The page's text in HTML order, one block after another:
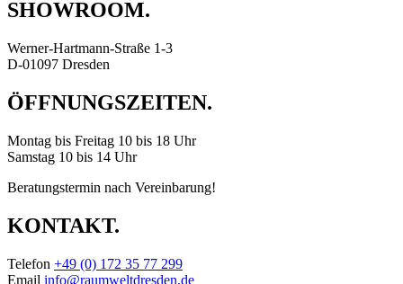
SHOWROOM.
Werner-Hartmann-Straße 1-3
D-01097 Dresden
ÖFFNUNGSZEITEN.
Montag bis Freitag 10 bis 18 Uhr
Samstag 10 bis 14 Uhr
Beratungstermin nach Vereinbarung!
KONTAKT.
Telefon +49 (0) 172 35 77 299
Email info@raumweltdresden.de